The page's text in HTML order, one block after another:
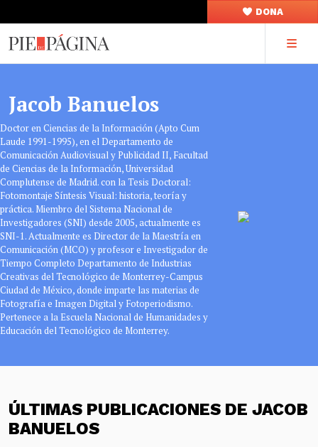
DONA
Jacob Banuelos
Doctor en Ciencias de la Información (Apto Cum
Laude 1991-1995), en el Departamento de
Comunicación Audiovisual y Publicidad II, Facultad
de Ciencias de la Información, Universidad
Complutense de Madrid. con la Tesis Doctoral:
Fotomontaje Síntesis Visual: historia, teoría y
práctica. Miembro del Sistema Nacional de
Investigadores (SNI) desde 2005, actualmente es
SNI-1. Actualmente es Director de la Maestría en
Comunicación (MCO) y profesor e Investigador de
Tiempo Completo Departamento de Industrias
Creativas del Tecnológico de Monterrey-Campus
Ciudad de México, donde imparte las materias de
Fotografía e Imagen Digital y Fotoperiodismo.
Pertenece a la Escuela Nacional de Humanidades y
Educación del Tecnológico de Monterrey.
ÚLTIMAS PUBLICACIONES DE JACOB
BANUELOS